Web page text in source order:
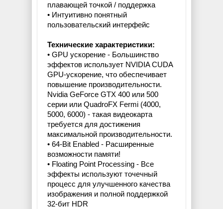
плавающей точкой / поддержка
• Интуитивно понятный
пользовательский интерфейс
Технические характеристики:
• GPU ускорение - Большинство
эффектов использует NVIDIA CUDA
GPU-ускорение, что обеспечивает
повышение производительности.
Nvidia GeForce GTX 400 или 500
серии или QuadroFX Fermi (4000,
5000, 6000) - такая видеокарта
требуется для достижения
максимальной производительности.
• 64-Bit Enabled - Расширенные
возможности памяти!
• Floating Point Processing - Все
эффекты используют точечный
процесс для улучшенного качества
изображения и полной поддержкой
32-бит HDR